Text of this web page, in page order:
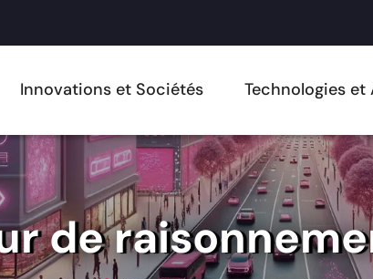
Innovations et Sociétés Technologies et
de